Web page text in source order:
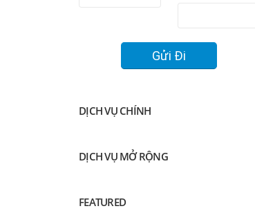
DỊCH VỤ CHÍNH
DỊCH VỤ MỞ RỘNG
FEATURED